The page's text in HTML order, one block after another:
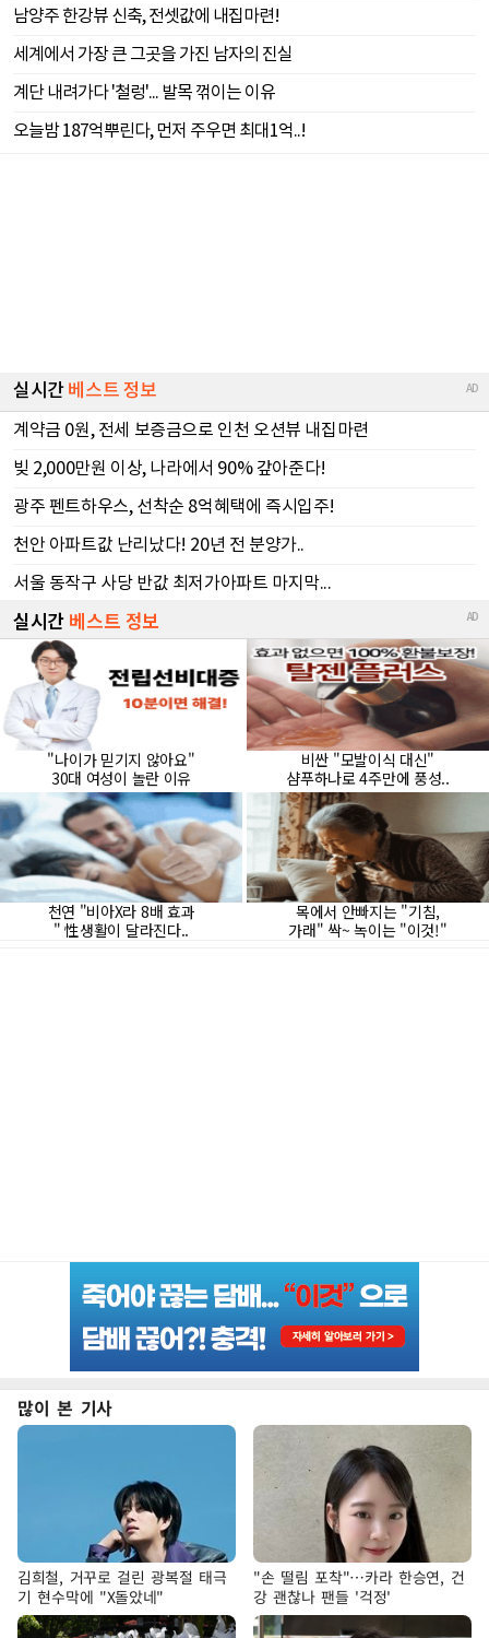
많이 본 기사
김희철, 거꾸로 걸린 광복절 태극
기 현수막에 "X돌았네"
"손 떨림 포착"…카라 한승연, 건
강 괜찮나 팬들 '걱정'